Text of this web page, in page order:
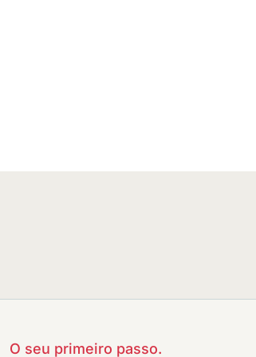
O seu primeiro passo.